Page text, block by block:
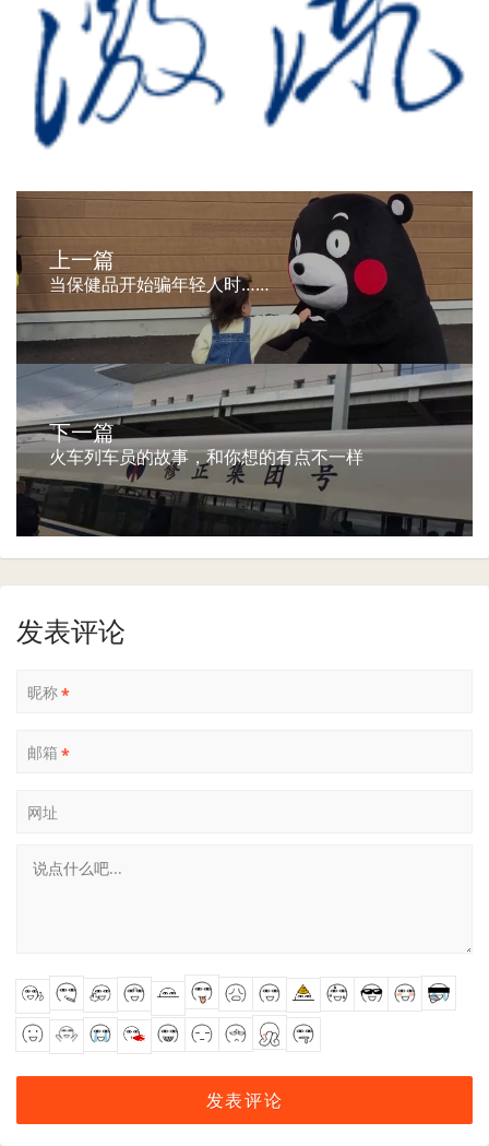
上一篇
当保健品开始骗年轻人时……
下一篇
火车列车员的故事，和你想的有点不一样
发表评论
昵称*
邮箱 *
网址